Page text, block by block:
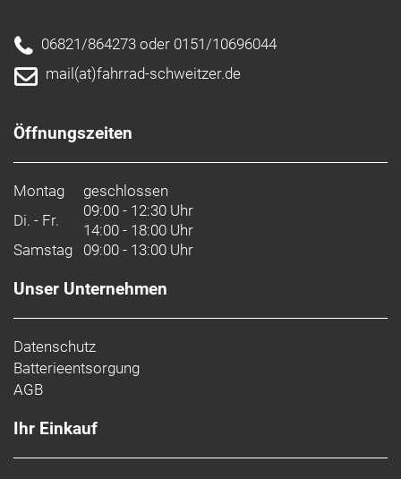
06821/864273 oder 0151/10696044
mail(at)fahrrad-schweitzer.de
Öffnungszeiten
Montag
geschlossen
Di. - Fr.
09:00 - 12:30 Uhr
14:00 - 18:00 Uhr
Samstag 09:00 - 13:00 Uhr
Unser Unternehmen
Datenschutz
Batterieentsorgung
AGB
Ihr Einkauf